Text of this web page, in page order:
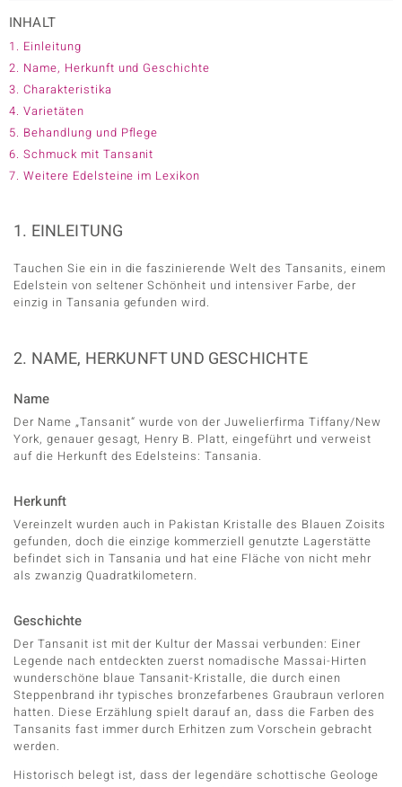
DE MELO
INHALT
1. Einleitung
2. Name, Herkunft und Geschichte
3. Charakteristika
4. Varietäten
5. Behandlung und Pflege
6. Schmuck mit Tansanit
7. Weitere Edelsteine im Lexikon
1. EINLEITUNG
Tauchen Sie ein in die faszinierende Welt des Tansanits, einem
Edelstein von seltener Schönheit und intensiver Farbe, der
einzig in Tansania gefunden wird.
2. NAME, HERKUNFT UND GESCHICHTE
Name
Der Name „Tansanit“ wurde von der Juwelierfirma Tiffany/New
York, genauer gesagt, Henry B. Platt, eingeführt und verweist
auf die Herkunft des Edelsteins: Tansania.
Herkunft
Vereinzelt wurden auch in Pakistan Kristalle des Blauen Zoisits
gefunden, doch die einzige kommerziell genutzte Lagerstätte
befindet sich in Tansania und hat eine Fläche von nicht mehr
als zwanzig Quadratkilometern.
Geschichte
Der Tansanit ist mit der Kultur der Massai verbunden: Einer
Legende nach entdeckten zuerst nomadische Massai-Hirten
wunderschöne blaue Tansanit-Kristalle, die durch einen
Steppenbrand ihr typisches bronzefarbenes Graubraun verloren
hatten. Diese Erzählung spielt darauf an, dass die Farben des
Tansanits fast immer durch Erhitzen zum Vorschein gebracht
werden.
Historisch belegt ist, dass der legendäre schottische Geologe